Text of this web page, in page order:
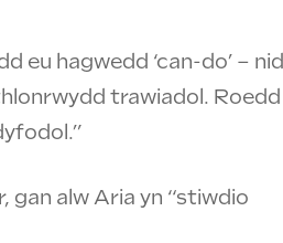
eu hagwedd ‘can-do’ – nid
trawiadol. Roedd
alw Aria yn “stiwdio